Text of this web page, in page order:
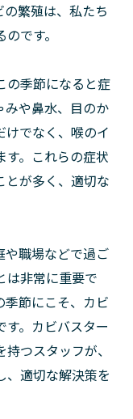
繁殖は、私たち
です。
の季節になると症
みや鼻水、目のか
けでなく、喉のイ
す。これらの症状
とが多く、適切な
や職場などで過ご
は非常に重要で
季節にこそ、カビ
。カビバスター
つスタッフが、
、適切な解決策を